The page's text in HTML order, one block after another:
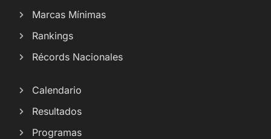
Marcas Mínimas
Rankings
Récords Nacionales
Calendario
Resultados
Programas